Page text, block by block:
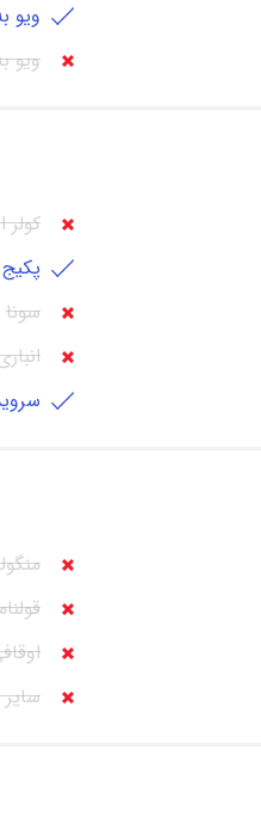
ویو
ویو
سونا
سایر